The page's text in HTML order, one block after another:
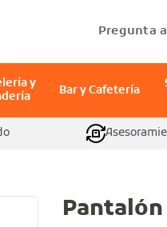
Pregunta
y
Bar y Cafetería